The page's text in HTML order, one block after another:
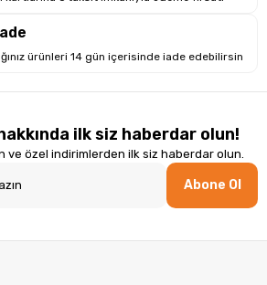
ürünleri 14 gün içerisinde iade edebilirsin
ilk siz haberdar olun!
ve özel indirimlerden ilk siz haberdar olun.
Abone Ol